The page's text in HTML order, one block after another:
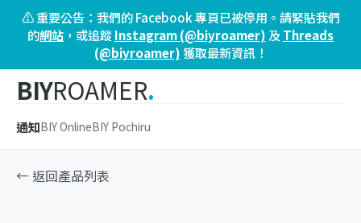
⚠️ 重要公告：我們的 Facebook 專頁已被停用。請緊貼我們
的網站 ，或追蹤Instagram (@biyroamer) 及 Threads
(@biyroamer)獲取最新資訊！
BIYROAMER.
通知BIY OnlineBIY Pochiru
← 返回產品列表